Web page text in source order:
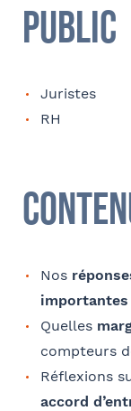
Public
Juristes
RH
Nos
importantes
Quelles
compteurs
Réflexions
accord
E-mail
Contact au
Nom et Prénom
Téléphone